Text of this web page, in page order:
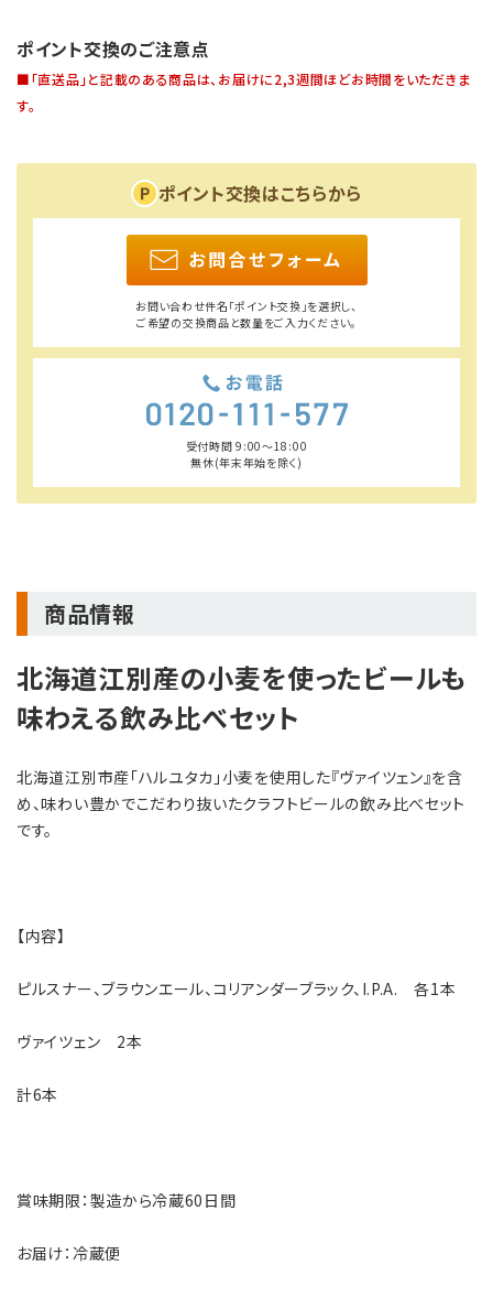
ポイント交換のご注意点
■「直送品」と記載のある商品は、お届けに2,3週間ほどお時間をいただきま
す。
ポイント交換はこちらから
お問い合わせ件名「ポイント交換」を選択し、
ご希望の交換商品と数量をご入力ください。
受付時間 9:00〜18:00
無休(年末年始を除く)
商品情報
北海道江別産の小麦を使ったビールも
味わえる飲み比べセット
北海道江別市産「ハルユタカ」小麦を使用した『ヴァイツェン』を含
め、味わい豊かでこだわり抜いたクラフトビールの飲み比べセット
です。
【内容】
ピルスナー、ブラウンエール、コリアンダーブラック、I.P.A. 各1本
ヴァイツェン 2本
計6本
賞味期限：製造から冷蔵60日間
お届け：冷蔵便